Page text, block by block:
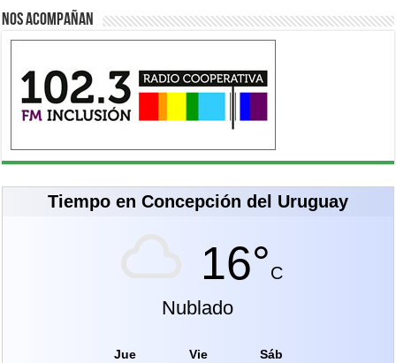
Nos acompañan
Tiempo en Concepción del Uruguay
16°C
Nublado
Jue Vie Sáb